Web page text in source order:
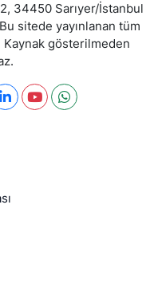
34450 Sarıyer/İstanbul
sitede yayınlanan tüm
Kaynak gösterilmeden